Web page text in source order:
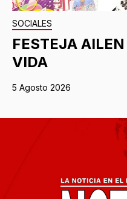
SOCIALES
FESTEJA
VIDA
5 Agosto 2026